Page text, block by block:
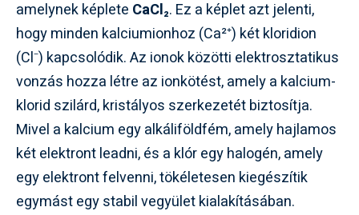
amelynek képlete CaCl₂. Ez a képlet azt jelenti,
hogy minden kalciumionhoz (Ca²⁺) két kloridion
(Cl⁻) kapcsolódik. Az ionok közötti elektrosztatikus
vonzás hozza létre az ionkötést, amely a kalcium-
klorid szilárd, kristályos szerkezetét biztosítja.
Mivel a kalcium egy alkáliföldfém, amely hajlamos
két elektront leadni, és a klór egy halogén, amely
egy elektront felvenni, tökéletesen kiegészítik
egymást egy stabil vegyület kialakításában.